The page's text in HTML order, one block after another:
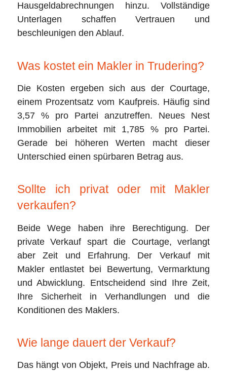
Hausgeldabrechnungen hinzu. Vollständige
Unterlagen schaffen Vertrauen und
beschleunigen den Ablauf.
Was kostet ein Makler in Trudering?
Die Kosten ergeben sich aus der Courtage,
einem Prozentsatz vom Kaufpreis. Häufig sind
3,57 % pro Partei anzutreffen. Neues Nest
Immobilien arbeitet mit 1,785 % pro Partei.
Gerade bei höheren Werten macht dieser
Unterschied einen spürbaren Betrag aus.
Sollte ich privat oder mit Makler
verkaufen?
Beide Wege haben ihre Berechtigung. Der
private Verkauf spart die Courtage, verlangt
aber Zeit und Erfahrung. Der Verkauf mit
Makler entlastet bei Bewertung, Vermarktung
und Abwicklung. Entscheidend sind Ihre Zeit,
Ihre Sicherheit in Verhandlungen und die
Konditionen des Maklers.
Wie lange dauert der Verkauf?
Das hängt von Objekt, Preis und Nachfrage ab.